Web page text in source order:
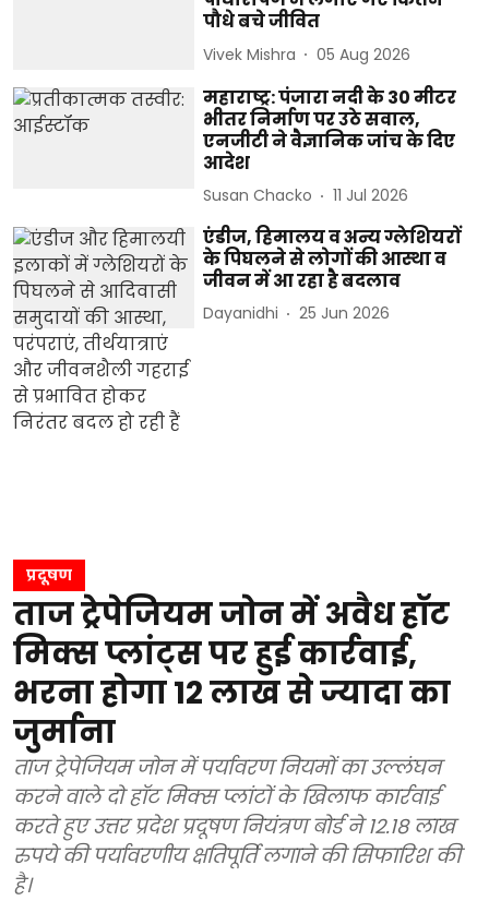
पौधे बचे जीवित
Vivek Mishra 05 Aug 2026
महाराष्ट्र: पंजारा नदी के 30 मीटर
भीतर निर्माण पर उठे सवाल,
एनजीटी ने वैज्ञानिक जांच के दिए
आदेश
Susan Chacko 11 Jul 2026
एंडीज, हिमालय व अन्य ग्लेशियरों
के पिघलने से लोगों की आस्था व
जीवन में आ रहा है बदलाव
Dayanidhi 25 Jun 2026
प्रदूषण
ताज ट्रेपेजियम जोन में अवैध हॉट
मिक्स प्लांट्स पर हुई कार्रवाई,
भरना होगा 12 लाख से ज्यादा का
जुर्माना
ताज ट्रेपेजियम जोन में पर्यावरण नियमों का उल्लंघन
करने वाले दो हॉट मिक्स प्लांटों के खिलाफ कार्रवाई
करते हुए उत्तर प्रदेश प्रदूषण नियंत्रण बोर्ड ने 12.18 लाख
रुपये की पर्यावरणीय क्षतिपूर्ति लगाने की सिफारिश की
है।